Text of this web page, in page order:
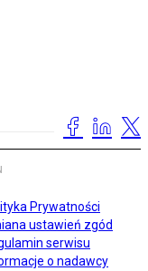
Prywatności
ustawień zgód
serwisu
o nadawcy